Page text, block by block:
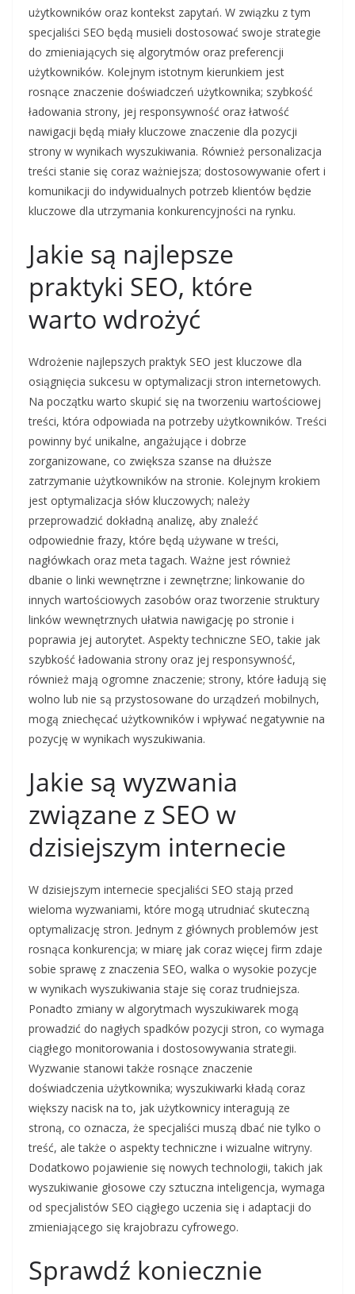
użytkowników oraz kontekst zapytań. W związku z tym
specjaliści SEO będą musieli dostosować swoje strategie
do zmieniających się algorytmów oraz preferencji
użytkowników. Kolejnym istotnym kierunkiem jest
rosnące znaczenie doświadczeń użytkownika; szybkość
ładowania strony, jej responsywność oraz łatwość
nawigacji będą miały kluczowe znaczenie dla pozycji
strony w wynikach wyszukiwania. Również personalizacja
treści stanie się coraz ważniejsza; dostosowywanie ofert i
komunikacji do indywidualnych potrzeb klientów będzie
kluczowe dla utrzymania konkurencyjności na rynku.
Jakie są najlepsze
praktyki SEO, które
warto wdrożyć
Wdrożenie najlepszych praktyk SEO jest kluczowe dla
osiągnięcia sukcesu w optymalizacji stron internetowych.
Na początku warto skupić się na tworzeniu wartościowej
treści, która odpowiada na potrzeby użytkowników. Treści
powinny być unikalne, angażujące i dobrze
zorganizowane, co zwiększa szanse na dłuższe
zatrzymanie użytkowników na stronie. Kolejnym krokiem
jest optymalizacja słów kluczowych; należy
przeprowadzić dokładną analizę, aby znaleźć
odpowiednie frazy, które będą używane w treści,
nagłówkach oraz meta tagach. Ważne jest również
dbanie o linki wewnętrzne i zewnętrzne; linkowanie do
innych wartościowych zasobów oraz tworzenie struktury
linków wewnętrznych ułatwia nawigację po stronie i
poprawia jej autorytet. Aspekty techniczne SEO, takie jak
szybkość ładowania strony oraz jej responsywność,
również mają ogromne znaczenie; strony, które ładują się
wolno lub nie są przystosowane do urządzeń mobilnych,
mogą zniechęcać użytkowników i wpływać negatywnie na
pozycję w wynikach wyszukiwania.
Jakie są wyzwania
związane z SEO w
dzisiejszym internecie
W dzisiejszym internecie specjaliści SEO stają przed
wieloma wyzwaniami, które mogą utrudniać skuteczną
optymalizację stron. Jednym z głównych problemów jest
rosnąca konkurencja; w miarę jak coraz więcej firm zdaje
sobie sprawę z znaczenia SEO, walka o wysokie pozycje
w wynikach wyszukiwania staje się coraz trudniejsza.
Ponadto zmiany w algorytmach wyszukiwarek mogą
prowadzić do nagłych spadków pozycji stron, co wymaga
ciągłego monitorowania i dostosowywania strategii.
Wyzwanie stanowi także rosnące znaczenie
doświadczenia użytkownika; wyszukiwarki kładą coraz
większy nacisk na to, jak użytkownicy interagują ze
stroną, co oznacza, że specjaliści muszą dbać nie tylko o
treść, ale także o aspekty techniczne i wizualne witryny.
Dodatkowo pojawienie się nowych technologii, takich jak
wyszukiwanie głosowe czy sztuczna inteligencja, wymaga
od specjalistów SEO ciągłego uczenia się i adaptacji do
zmieniającego się krajobrazu cyfrowego.
Sprawdź koniecznie